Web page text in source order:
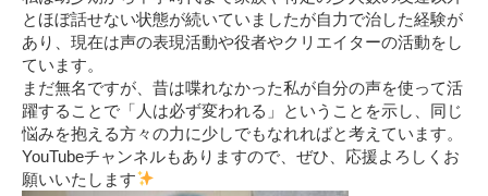
とほぼ話せない状態が続いていましたが自力で治した経験が
あり、現在は声の表現活動や役者やクリエイターの活動をし
ています。
まだ無名ですが、昔は喋れなかった私が自分の声を使って活
躍することで「人は必ず変われる」ということを示し、同じ
悩みを抱える方々の力に少しでもなれればと考えています。
YouTubeチャンネルもありますので、ぜひ、応援よろしくお
願いいたします